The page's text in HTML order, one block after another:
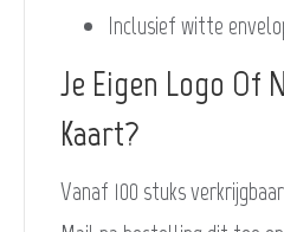
Inclusief witte
Je Eigen Logo Of
Kaart?
Vanaf 100 stuks